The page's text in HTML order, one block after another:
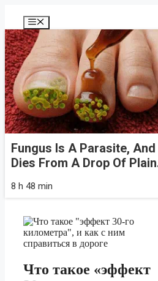
содержимому
Меню
Fungus Is A Parasite,
Dies From A Drop Of
8 h 48 min
Что такое «эффект